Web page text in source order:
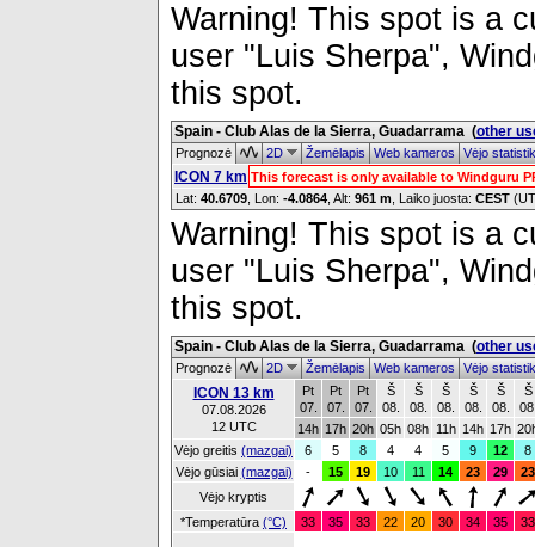
Warning! This spot is a
user "Luis Sherpa",
this spot.
Spain - Club Alas de la Sierra, Guadarrama (other
Prognozė 2D ŽemėlapisWeb kamerosVėjo
ICON 7 km This forecast is only available to Windguru
Lat: 40.6709 , Lon: -4.0864 Alt: 961 m , Laiko juosta: CEST
Warning! This spot is a
user "Luis Sherpa",
this spot.
Spain - Club Alas de la Sierra, Guadarrama (other
Prognozė 2D ŽemėlapisWeb kamerosVėjo
ICON 13 km
07.08.2026
12 UTC
Pt
07.
Pt
07.
Pt
07.
Š
08.
Š
08.
Š
08.
Š
08.
Š
08.
Š
14h 17h 20h 05h 08h 11h 14h 17h
Vėjo greitis (mazgai) 6 5 8 4 4 5 9 12
8
Vėjo gūsiai (mazgai) - 15 19 10 11 14 23 29
23
Vėjo kryptis
*Temperatūra (°C) 33 35 33 22 20 30 34 35 33